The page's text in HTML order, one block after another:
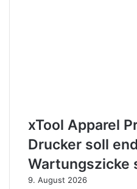
xTool Apparel
Drucker soll
Wartungszicke
9. August 2026